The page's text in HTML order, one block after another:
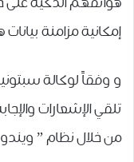
إمكانية ﻣﺰﺍﻣﻨﺔ
و وفقاً لوكالة
ﺗﻠﻘﻲ ﺍﻹﺷﻌﺎﺭﺍﺕ
ﻣﻦ ﺧﻼﻝ ﻧﻈﺎﻡ ”